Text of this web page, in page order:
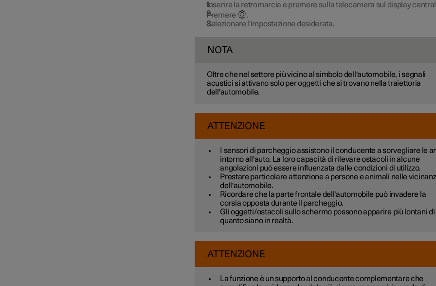
Inserire la retromarcia e premere sulla telecamera sul display
Premere
.
Selezionare l'impostazione desiderata.
NOTA
Oltre che nel settore più vicino al simbolo dell'automobile, i segnali
acustici si attivano solo per oggetti che si trovano nella traiettoria
dell'automobile.
ATTENZIONE
I sensori di parcheggio assistono il conducente a sorvegliare le
intorno all'auto. La loro capacità di rilevare ostacoli in alcune
angolazioni può essere influenzata dalle condizioni di utilizzo.
Prestare particolare attenzione a persone e animali nelle
dell'automobile.
Ricordare che la parte frontale dell'automobile può invadere la
corsia opposta durante il parcheggio.
Gli oggetti/ostacoli sullo schermo possono apparire più lontani di
quanto siano in realtà.
ATTENZIONE
La funzione è un supporto al conducente complementare che